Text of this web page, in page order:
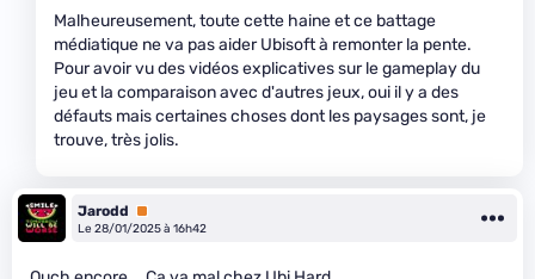
Malheureusement, toute cette haine et ce battage
médiatique ne va pas aider Ubisoft à remonter la pente.
Pour avoir vu des vidéos explicatives sur le gameplay du
jeu et la comparaison avec d'autres jeux, oui il y a des
défauts mais certaines choses dont les paysages sont, je
trouve, très jolis.
Jarodd
Premium
Le 28/01/2025 à 16h42